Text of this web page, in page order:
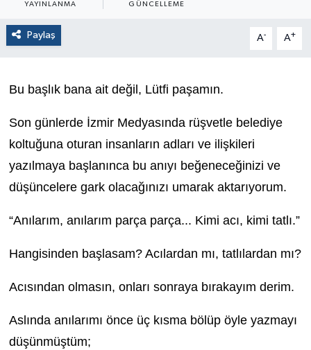
YAYINLANMA GÜNCELLEME
Paylaş A- A+
Bu başlık bana ait değil, Lütfi paşamın.
Son günlerde İzmir Medyasında rüşvetle belediye
koltuğuna oturan insanların adları ve ilişkileri
yazılmaya başlanınca bu anıyı beğeneceğinizi ve
düşüncelere gark olacağınızı umarak aktarıyorum.
“Anılarım, anılarım parça parça... Kimi acı, kimi tatlı.”
Hangisinden başlasam? Acılardan mı, tatlılardan mı?
Acısından olmasın, onları sonraya bırakayım derim.
Aslında anılarımı önce üç kısma bölüp öyle yazmayı
düşünmüştüm;
Son Dakika Haberleri
Haber Arşivi